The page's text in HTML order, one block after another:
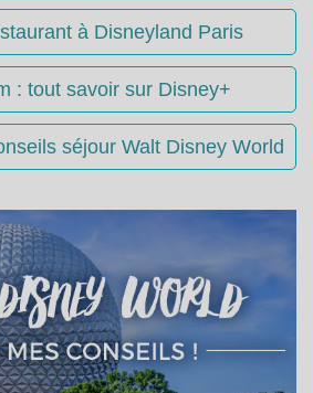
à Disneyland Paris
: tout savoir sur Disney+
séjour Walt Disney World